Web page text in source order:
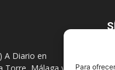
Para
A Diario en
Torre, Málaga y